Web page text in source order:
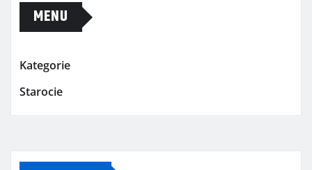
MENU
Kategorie
Starocie